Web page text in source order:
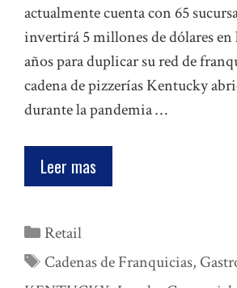
actualmente cuenta con 65
invertirá 5 millones de dólares
años para duplicar su red de
cadena de pizzerías Kentucky
durante la pandemia …
Leer mas
Categorías
Retail
Etiquetas
Cadenas de Franquicias,